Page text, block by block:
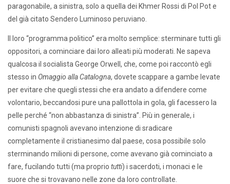
paragonabile, a sinistra, solo a quella dei Khmer Rossi di Pol Pot e
del già citato Sendero Luminoso peruviano.
Il loro “programma politico” era molto semplice: sterminare tutti gli
oppositori, a cominciare dai loro alleati più moderati. Ne sapeva
qualcosa il socialista George Orwell, che, come poi raccontò egli
stesso in Omaggio alla Catalogna, dovete scappare a gambe levate
per evitare che quegli stessi che era andato a difendere come
volontario, beccandosi pure una pallottola in gola, gli facessero la
pelle perché “non abbastanza di sinistra”. Più in generale, i
comunisti spagnoli avevano intenzione di sradicare
completamente il cristianesimo dal paese, cosa possibile solo
sterminando milioni di persone, come avevano già cominciato a
fare, fucilando tutti (ma proprio tutti) i sacerdoti, i monaci e le
suore che si trovavano nelle zone da loro controllate.